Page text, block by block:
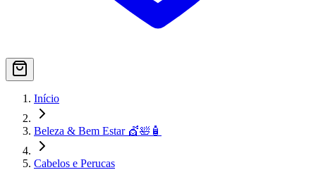
Início
Beleza & Bem Estar 💇🛀🧴
Cabelos e Perucas